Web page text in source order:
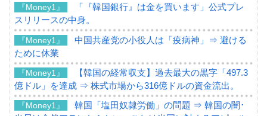
『Money1』
「『韓国銀行』は金を買います」公式プレ
スリリースの中身。
『Money1』
中国共産党の小役人は「疫病神」⇒ 避ける
ために休業
『Money1』
【韓国の経常収支】過去最大の黒字「497.3
億ドル」を達成 ⇒ 株式市場から316億ドルの資金流出。
『Money1』
韓国「塩田奴隷労働」の問題 ⇒ 韓国の闇･